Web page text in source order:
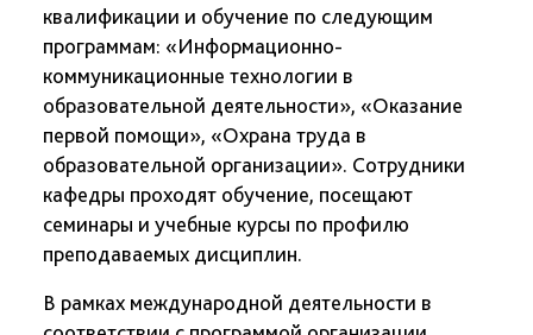
квалификации и обучение по следующим
программам: «Информационно-
коммуникационные технологии в
образовательной деятельности», «Оказание
первой помощи», «Охрана труда в
образовательной организации». Сотрудники
кафедры проходят обучение, посещают
семинары и учебные курсы по профилю
преподаваемых дисциплин.
В рамках международной деятельности в